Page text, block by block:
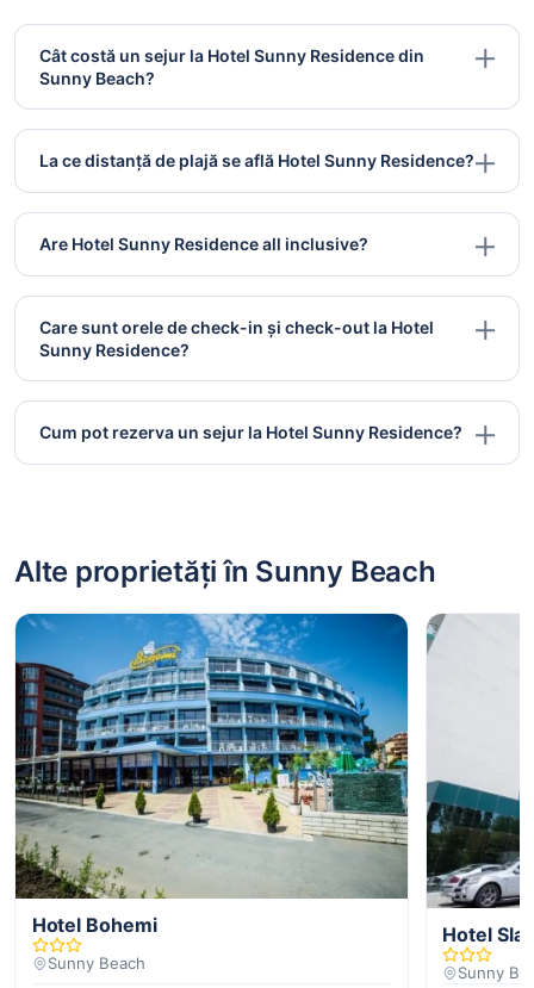
Cât costă un sejur la Hotel Sunny Residence din
Sunny Beach?
La ce distanță de plajă se află Hotel Sunny Residence?
Are Hotel Sunny Residence all inclusive?
Care sunt orele de check-in și check-out la Hotel
Sunny Residence?
Cum pot rezerva un sejur la Hotel Sunny Residence?
Alte proprietăți în Sunny Beach
Hotel Bohemi
Sunny Beach
Hotel
Sunny